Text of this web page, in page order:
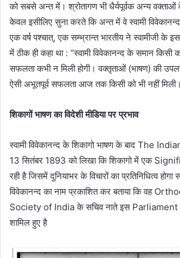
को सबसे अन्त में। श्रोतागण भी धैर्यपूर्वक अन्य वक्ताओं
केवल इसीलिए सुना करते कि अन्त में वे स्वामी
एक वर्ष पश्चात्‌, एक सम्भ्रान्त भारतीय ने स्वामीजी के
में ठीक ही कहा था : “स्वामी विवेकानन्द के समान किसी
सफलता कभी न मिली होगी। वक्तृताओं (भाषण) की
ऐसी अभूतपूर्व सफलता आज तक किसी को भी नहीं
शिकागों भाषण का विदेशी मीडिया पर प्रभाव
स्वामी विवेकानन्द के शिकागो भाषण के बाद The
13 सितंबर 1893 को लिखा कि शिकागो में एक
रही है जिसमें दुनियाभर के विचारों का प्रतिनिधित्व होगा
विवेकानन्द का नाम प्रकाशित कर बताया कि वह
Society of India के सचिव नाते इस
शामिल हुए है